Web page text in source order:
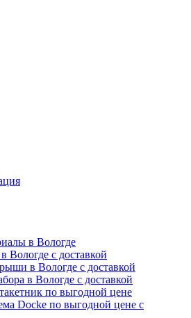
в Вологде
Вологде с доставкой
в Вологде с доставкой
в Вологде с доставкой
по выгодной цене
Docke по выгодной цене с